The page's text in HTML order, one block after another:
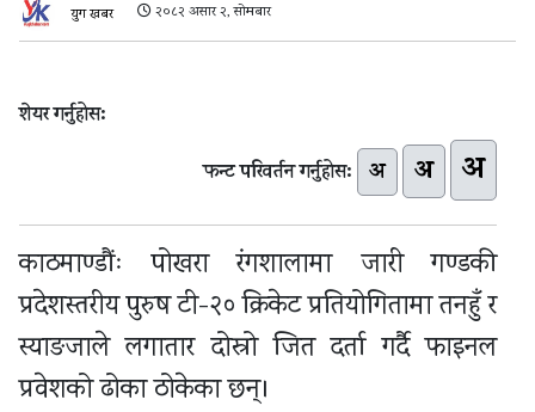
युग खबर २०८२ असार २, सोमबार
शेयर गर्नुहोस:
फन्ट परिवर्तन गर्नुहोस: अ अ अ
काठमाण्डौंः पोखरा रंगशालामा जारी गण्डकी
प्रदेशस्तरीय पुरुष टी-२० क्रिकेट प्रतियोगितामा तनहुँ र
स्याङजाले लगातार दोस्रो जित दर्ता गर्दै फाइनल
प्रवेशको ढोका ठोकेका छन्।